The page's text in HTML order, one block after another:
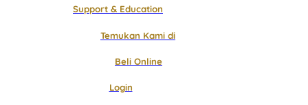
Support & Education
Temukan Kami di
Beli Online
Login